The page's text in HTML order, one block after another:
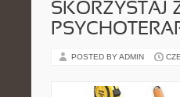
SKORZYSTAJ
POSTED BY ADMIN